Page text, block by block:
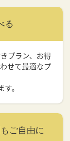
る
プラン、お得
せて最適なプ
。
ご自由に